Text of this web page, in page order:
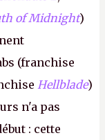
of Midnight)
(franchise
Hellblade)
n'a pas
: cette